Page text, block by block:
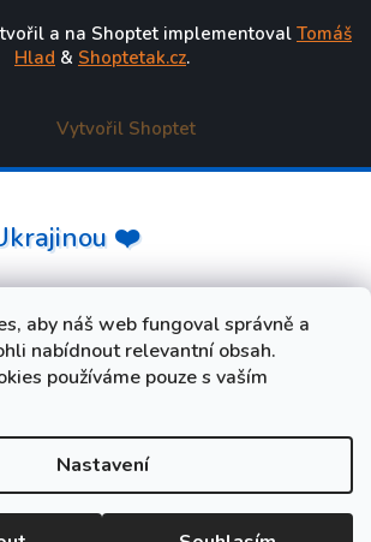
aby náš web fungoval správně a
nabídnout relevantní obsah.
používáme pouze s vaším
Nastavení
FIREMNÍ DOVOLENOU. Vaše
budeme opět vyřizovat od úterý 11. srpna.
zadejte slevový kód LETO5 a
a na Shoptet implementoval Tomáš
Hlad & Shoptetak.cz.
Vytvořil Shoptet
❤️
»